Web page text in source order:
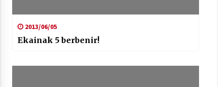
2013/06/05
Ekainak 5 berbenir!